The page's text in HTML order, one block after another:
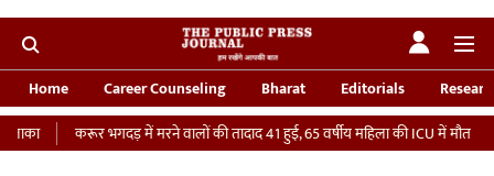
Home Career Counseling Bharat Editorials
करूर भगदड़ में मरने वालों की तादाद 41 हुई, 65 वर्षीय महिला की ICU में मौत
‘भारतीय